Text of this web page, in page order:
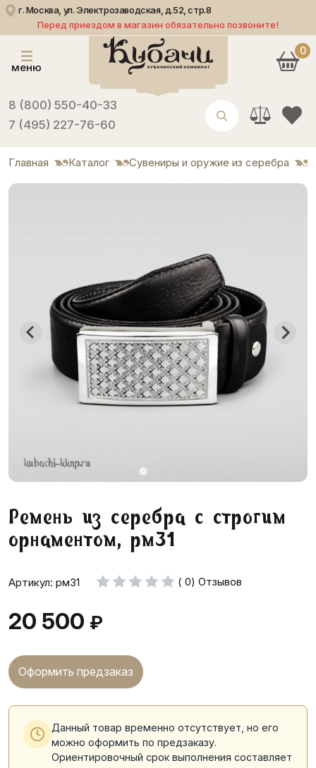
г. Москва, ул. Электрозаводская, д.52, стр.8
Перед приездом в магазин обязательно позвоните!
меню
8 (800) 550-40-33
7 (495) 227-76-60
0
Главная Каталог Сувениры и оружие из серебра
Ремень из серебра с строгим
орнаментом, рм31
Артикул: рм31 ( 0) Отзывов
20 500 ₽
Оформить предзаказ
Данный товар временно отсутствует, но его
можно оформить по предзаказу.
Ориентировочный срок выполнения составляет